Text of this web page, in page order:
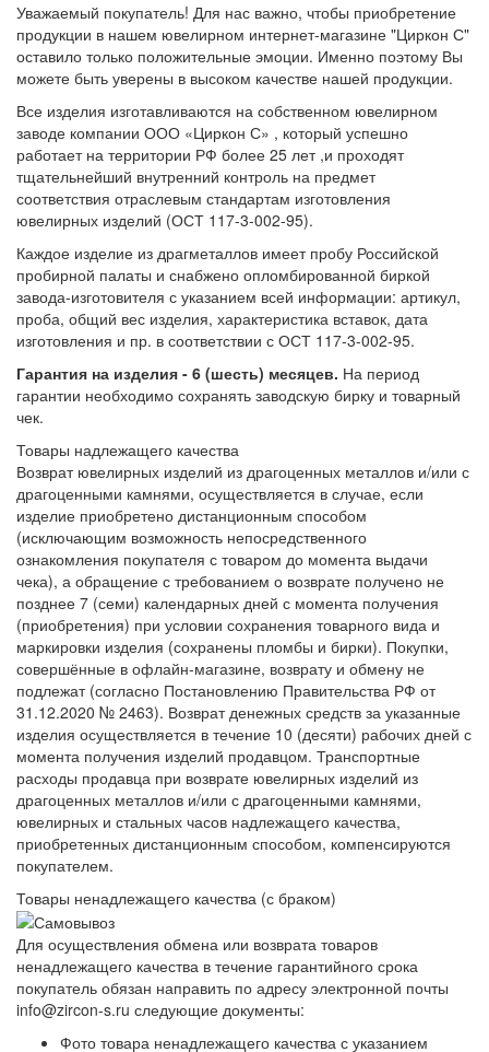
Уважаемый покупатель! Для нас важно, чтобы приобретение
продукции в нашем ювелирном интернет-магазине "Циркон С"
оставило только положительные эмоции. Именно поэтому Вы
можете быть уверены в высоком качестве нашей продукции.
Все изделия изготавливаются на собственном ювелирном
заводе компании ООО «Циркон С» , который успешно
работает на территории РФ более 25 лет ,и проходят
тщательнейший внутренний контроль на предмет
соответствия отраслевым стандартам изготовления
ювелирных изделий (ОСТ 117-3-002-95).
Каждое изделие из драгметаллов имеет пробу Российской
пробирной палаты и снабжено опломбированной биркой
завода-изготовителя с указанием всей информации: артикул,
проба, общий вес изделия, характеристика вставок, дата
изготовления и пр. в соответствии с ОСТ 117-3-002-95.
Гарантия на изделия - 6 (шесть) месяцев. На период
гарантии необходимо сохранять заводскую бирку и товарный
чек.
Товары надлежащего качества
Возврат ювелирных изделий из драгоценных металлов и/или с
драгоценными камнями, осуществляется в случае, если
изделие приобретено дистанционным способом
(исключающим возможность непосредственного
ознакомления покупателя с товаром до момента выдачи
чека), а обращение с требованием о возврате получено не
позднее 7 (семи) календарных дней с момента получения
(приобретения) при условии сохранения товарного вида и
маркировки изделия (сохранены пломбы и бирки). Покупки,
совершённые в офлайн-магазине, возврату и обмену не
подлежат (согласно Постановлению Правительства РФ от
31.12.2020 № 2463). Возврат денежных средств за указанные
изделия осуществляется в течение 10 (десяти) рабочих дней с
момента получения изделий продавцом. Транспортные
расходы продавца при возврате ювелирных изделий из
драгоценных металлов и/или с драгоценными камнями,
ювелирных и стальных часов надлежащего качества,
приобретенных дистанционным способом, компенсируются
покупателем.
Товары ненадлежащего качества (с браком)
Для осуществления обмена или возврата товаров
ненадлежащего качества в течение гарантийного срока
покупатель обязан направить по адресу электронной почты
info@zircon-s.ru следующие документы:
Фото товара ненадлежащего качества с указанием